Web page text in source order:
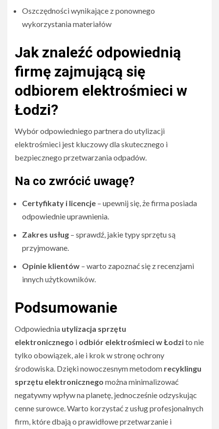
Oszczędności wynikające z ponownego
wykorzystania materiałów
Jak znaleźć odpowiednią
firmę zajmującą się
odbiorem elektrośmieci w
Łodzi?
Wybór odpowiedniego partnera do utylizacji
elektrośmieci jest kluczowy dla skutecznego i
bezpiecznego przetwarzania odpadów.
Na co zwrócić uwagę?
Certyfikaty i licencje – upewnij się, że firma posiada
odpowiednie uprawnienia.
Zakres usług – sprawdź, jakie typy sprzętu są
przyjmowane.
Opinie klientów – warto zapoznać się z recenzjami
innych użytkowników.
Podsumowanie
Odpowiednia utylizacja sprzętu
elektronicznego i odbiór elektrośmieci w Łodzito nie
tylko obowiązek, ale i krok w stronę ochrony
środowiska. Dzięki nowoczesnym metodom recyklingu
sprzętu elektronicznego można minimalizować
negatywny wpływ na planetę, jednocześnie odzyskując
cenne surowce. Warto korzystać z usług profesjonalnych
firm, które dbają o prawidłowe przetwarzanie i